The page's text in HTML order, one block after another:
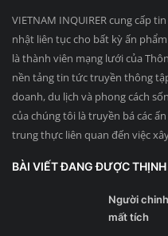
VIETNAM INQUIRER cung cấp
nhật liên tục cho bất kỳ ấn
là thành viên mạng lưới của
nền tảng tin tức truyền thông
doanh, du lịch và phong cách
của chúng tôi là truyền bá các
trung thực liên quan đến việc
BÀI VIẾT ĐANG ĐƯỢC
Người
mất tích